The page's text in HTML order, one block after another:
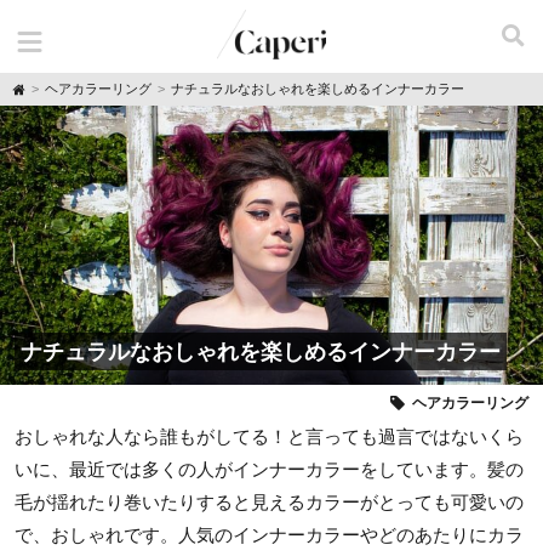
H
o
m
e
ヘアカラーリング ナチュラルなおしゃれを楽しめるインナーカラー
ナチュラルなおしゃれを楽しめるインナーカラー
ヘアカラーリング
おしゃれな人なら誰もがしてる！と言っても過言ではないくら
いに、最近では多くの人がインナーカラーをしています。髪の
毛が揺れたり巻いたりすると見えるカラーがとっても可愛いの
で、おしゃれです。人気のインナーカラーやどのあたりにカラ